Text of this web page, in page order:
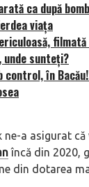
ca după
viața
unde sunteţi?
control, în
ne-a asigurat
încă din 2020,
din dotarea